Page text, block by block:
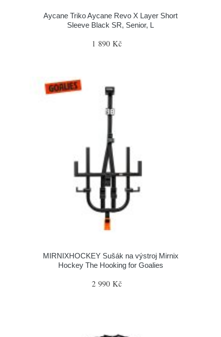
Aycane Triko Aycane Revo X Layer Short
Sleeve Black SR, Senior, L
1 890 Kč
MIRNIXHOCKEY Sušák na výstroj Mirnix
Hockey The Hooking for Goalies
2 990 Kč